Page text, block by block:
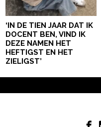
‘IN DE TIEN JAAR DAT IK
DOCENT BEN, VIND IK
DEZE NAMEN HET
HEFTIGST EN HET
ZIELIGST’